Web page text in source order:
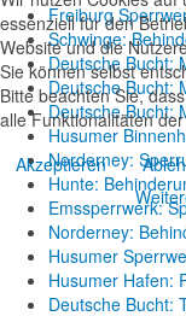
Freiburg
Schwinge:
Deutsche Bucht:
Deutsche Bucht:
Deutsche Bucht:
Husumer
Norderney:
Hunte:
Emssperrwerk:
Norderney:
Husumer
Husumer Hafen:
Deutsche Bucht:
essenziell für den
Website und die
Sie können selbst
Bitte beachten Sie,
alle Funktionalitäten
Akzeptieren